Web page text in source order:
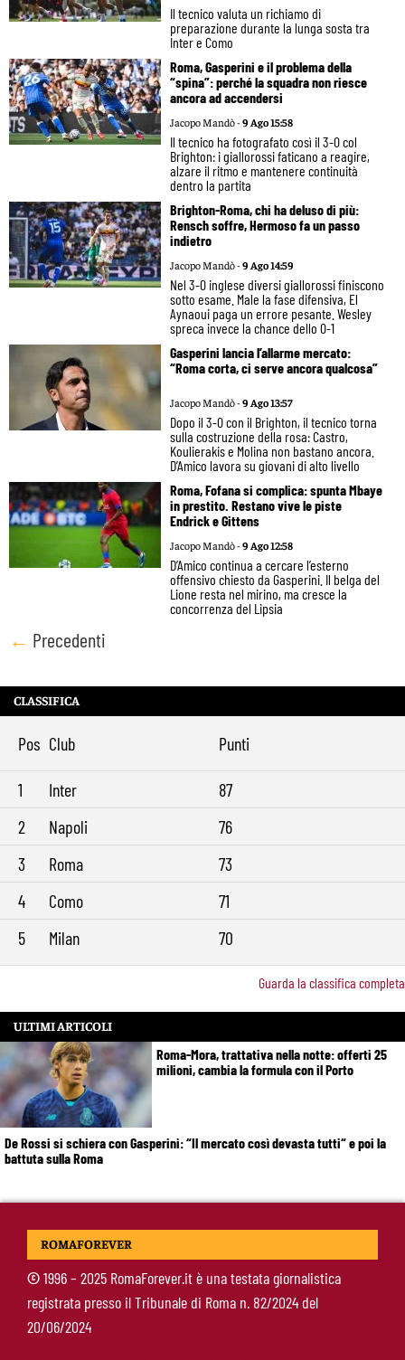
Il tecnico valuta un richiamo di
preparazione durante la lunga sosta tra
Inter e Como
Roma, Gasperini e il problema della
“spina”: perché la squadra non riesce
ancora ad accendersi
Jacopo Mandò -9 Ago 15:58
Il tecnico ha fotografato così il 3-0 col
Brighton: i giallorossi faticano a reagire,
alzare il ritmo e mantenere continuità
dentro la partita
Brighton-Roma, chi ha deluso di più:
Rensch soffre, Hermoso fa un passo
indietro
Jacopo Mandò -9 Ago 14:59
Nel 3-0 inglese diversi giallorossi finiscono
sotto esame. Male la fase difensiva, El
Aynaoui paga un errore pesante. Wesley
spreca invece la chance dello 0-1
Gasperini lancia l’allarme mercato:
“Roma corta, ci serve ancora qualcosa”
Jacopo Mandò -9 Ago 13:57
Dopo il 3-0 con il Brighton, il tecnico torna
sulla costruzione della rosa: Castro,
Koulierakis e Molina non bastano ancora.
D’Amico lavora su giovani di alto livello
Roma, Fofana si complica: spunta Mbaye
in prestito. Restano vive le piste
Endrick e Gittens
Jacopo Mandò -9 Ago 12:58
D’Amico continua a cercare l’esterno
offensivo chiesto da Gasperini. Il belga del
Lione resta nel mirino, ma cresce la
concorrenza del Lipsia
Posts
navigation
← Precedenti
CLASSIFICA
Pos Club Punti
1 Inter
87
2
Napoli
76
3
Roma
73
4
Como
71
5
Milan 70
Guarda la classifica completa
ULTIMI ARTICOLI
Roma-Mora, trattativa nella notte: offerti 25
milioni, cambia la formula con il Porto
De Rossi si schiera con Gasperini: “Il mercato così devasta tutti“ e poi la
battuta sulla Roma
Mercato Roma, Gasperini promuove un
precampionato
ROMAFOREVER
©1996 – 2025 RomaForever.it è una testata giornalistica
registrata presso il Tribunale di Roma n. 82/2024 del
20/06/2024